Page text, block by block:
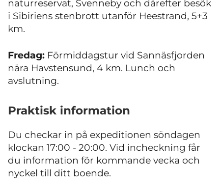
naturreservat, Svenneby och därefter besök
i Sibiriens stenbrott utanför Heestrand, 5+3
km.
Fredag: Förmiddagstur vid Sannäsfjorden
nära Havstensund, 4 km. Lunch och
avslutning.
Praktisk information
Du checkar in på expeditionen söndagen
klockan 17:00 - 20:00. Vid incheckning får
du information för kommande vecka och
nyckel till ditt boende.